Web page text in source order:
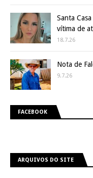
Santa
vítima de
18.7.26
Nota de
9.7.26
FACEBOOK
ARQUIVOS DO SITE